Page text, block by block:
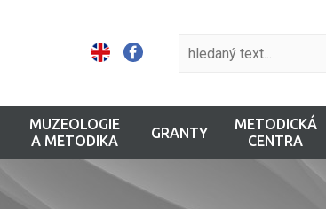
MUZEOLOGIE
A METODIKA
GRANTY
METODICKÁ
CENTRA